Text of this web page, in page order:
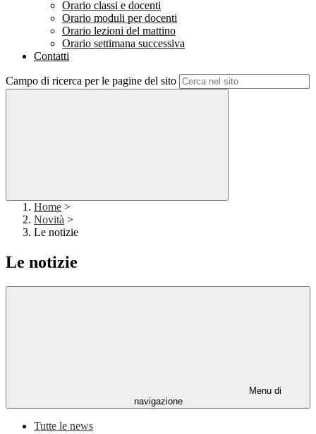
Orario classi e docenti
Orario moduli per docenti
Orario lezioni del mattino
Orario settimana successiva
Contatti
Campo di ricerca per le pagine del sito
Home >
Novità >
Le notizie
Le notizie
Menu di
navigazione
Tutte le news